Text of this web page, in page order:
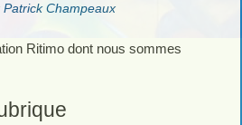
Patrick Champeaux
Ritimo dont nous sommes